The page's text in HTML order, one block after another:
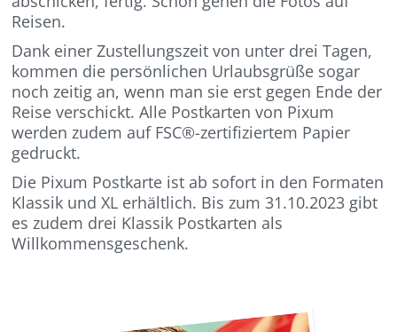
Reisen.
Dank einer Zustellungszeit von unter drei Tagen,
kommen die persönlichen Urlaubsgrüße sogar
noch zeitig an, wenn man sie erst gegen Ende der
Reise verschickt. Alle Postkarten von Pixum
werden zudem auf FSC®-zertifiziertem Papier
gedruckt.
Die Pixum Postkarte ist ab sofort in den Formaten
Klassik und XL erhältlich. Bis zum 31.10.2023 gibt
es zudem drei Klassik Postkarten als
Willkommensgeschenk.